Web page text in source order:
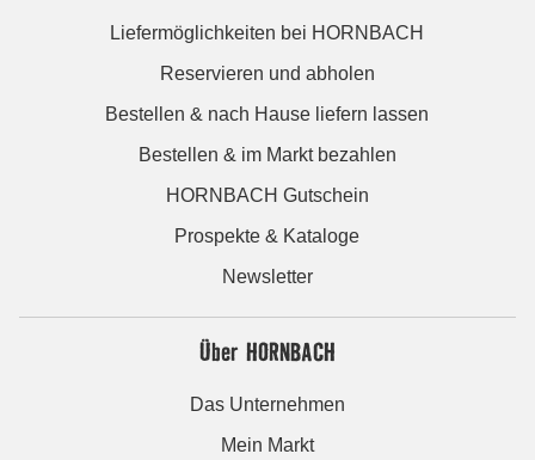
Liefermöglichkeiten bei HORNBACH
Reservieren und abholen
Bestellen & nach Hause liefern lassen
Bestellen & im Markt bezahlen
HORNBACH Gutschein
Prospekte & Kataloge
Newsletter
Über HORNBACH
Das Unternehmen
Mein Markt